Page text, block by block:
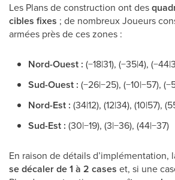
Les Plans de construction ont des
cibles fixes ; de nombreux Joueurs
armées près de ces zones :
Nord-Ouest : (−18|31), (−35|4),
Sud-Ouest : (−26|−25), (−10|−57),
Nord-Est : (34|12), (12|34), (10|57),
Sud-Est : (30|−19), (3|−36), (44|−37)
En raison de détails d’implémentation,
se décaler de 1 à 2 cases et, si une